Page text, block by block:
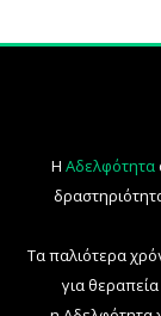
Η Αδελφότητα
Τα παλιότερα
για